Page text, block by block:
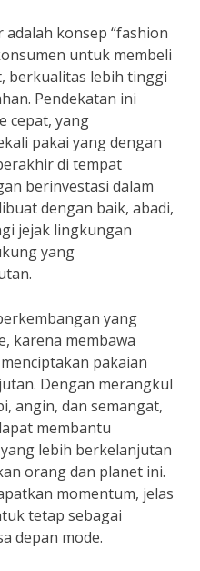
konsep “fashion
untuk membeli
berkualitas lebih tinggi
Pendekatan ini
cepat, yang
pakai yang dengan
di tempat
berinvestasi dalam
dengan baik, abadi,
jejak lingkungan
yang
yang
karena membawa
pakaian
Dengan merangkul
angin, dan semangat,
membantu
lebih berkelanjutan
orang dan planet ini.
momentum, jelas
tetap sebagai
depan mode.